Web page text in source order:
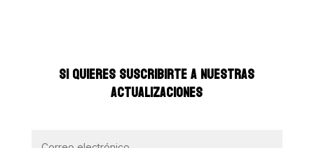
SI QUIERES SUSCRIBIRTE A NUESTRAS
ACTUALIZACIONES